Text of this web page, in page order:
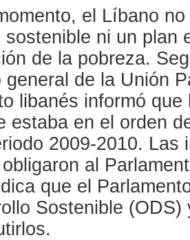
el Líbano
sostenible ni un plan
de la pobreza.
general de la Unión
libanés informó
estaba en el orden
2009-2010.
al
que el
Sostenible